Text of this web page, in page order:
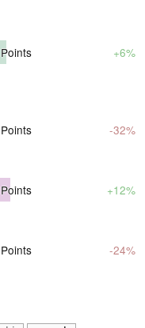
Points +6%
Points -32%
Points +12%
Points -24%